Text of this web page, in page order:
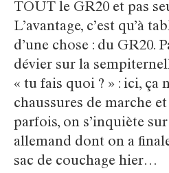
TOUT le GR20 et pas
L’avantage, c’est qu’à
d’une chose : du GR20.
dévier sur la
« tu fais quoi ? » : ici, ça
chaussures de marche
parfois, on s’inquiète
allemand dont on a
sac de couchage hier…